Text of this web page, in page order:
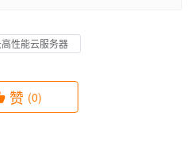
性能云服务器
赞 (0)